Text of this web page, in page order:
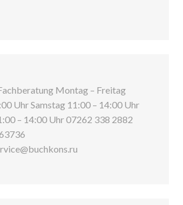
Montag – Freitag
Uhr Samstag 11:00 – 14:00 Uhr
– 14:00 Uhr 07262 338 2882